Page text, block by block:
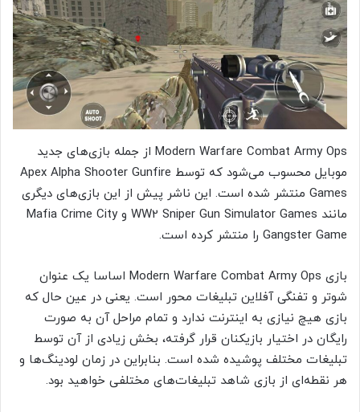
Modern Warfare Combat Army Ops از جمله بازی‌های جدید
موبایل محسوب می‌شود که توسط Apex Alpha Shooter Gunfire
Games منتشر شده است. این ناشر پیش از این بازی‌های دیگری
مانند WW2 Sniper Gun Simulator Games و Mafia Crime City
Gangster Game را منتشر کرده است.
بازی Modern Warfare Combat Army Ops اساسا یک عنوان
شوتر و تفنگی آفلاین تبلیغات محور است. یعنی در عین حال که
بازی هیچ نیازی به اینترنت ندارد و تمام مراحل آن به صورت
رایگان در اختیار بازیکنان قرار گرفته، بخش زیادی از آن توسط
تبلیغات مختلف پوشیده شده است. بنابراین در زمان لودینگ‌ها و
هر نقطه‌ای از بازی شاهد تبلیغات‌های مختلفی خواهید بود.